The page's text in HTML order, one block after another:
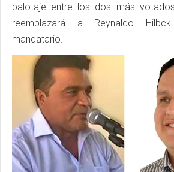
balotaje entre los dos más
reemplazará a Reynaldo
mandatario.